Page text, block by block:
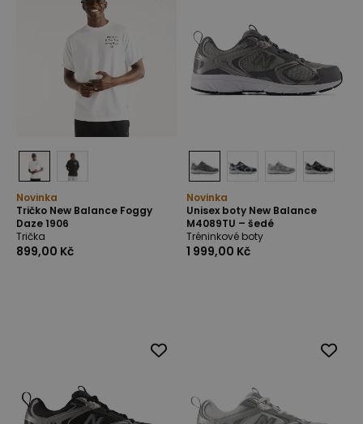
Novinka
Tričko New Balance Foggy
Daze 1906
Trička
899,00 Kč
Novinka
Unisex boty New Balance
M4089TU – šedé
Tréninkové boty
1 999,00 Kč